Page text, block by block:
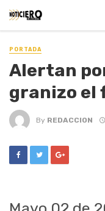
PORTADA
Alertan
granizo el
By REDACCION